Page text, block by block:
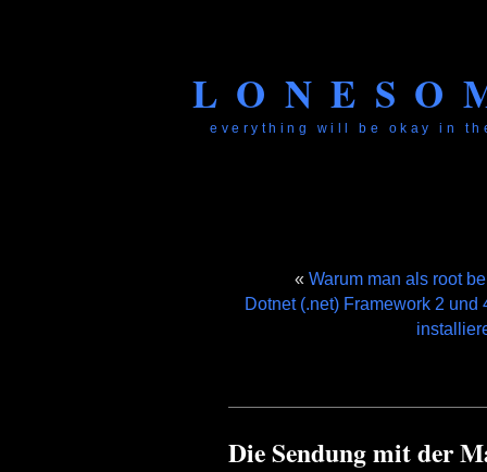
everything will be okay in
« Warum man als root
Dotnet (.net) Framework 2
Die Sendung mit der